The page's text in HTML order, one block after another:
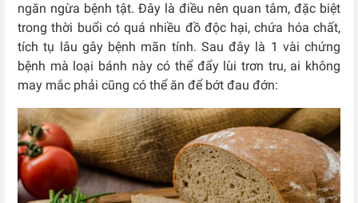
ngăn ngừa bệnh tật. Đây là điều nên quan tâm, đặc biệt
trong thời buổi có quá nhiều đồ độc hại, chứa hóa chất,
tích tụ lâu gây bệnh mãn tính. Sau đây là 1 vài chứng
bệnh mà loại bánh này có thể đẩy lùi trơn tru, ai không
may mắc phải cũng có thể ăn để bớt đau đớn: